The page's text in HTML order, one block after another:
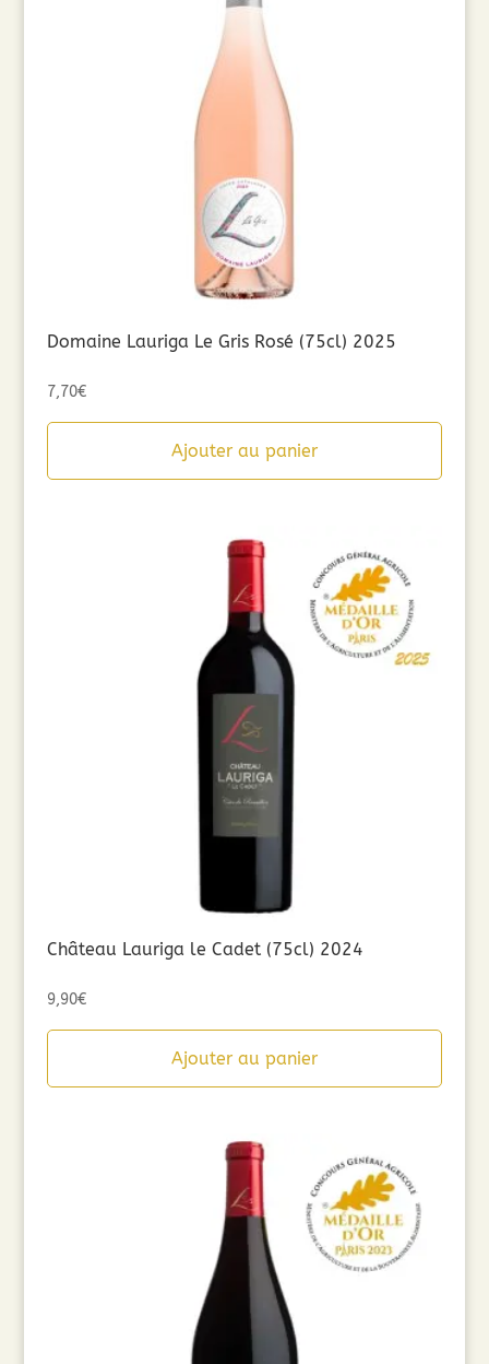
Domaine Lauriga Le Gris Rosé (75cl) 2025
7,70€
Ajouter au panier
Château Lauriga le Cadet (75cl) 2024
9,90€
Ajouter au panier